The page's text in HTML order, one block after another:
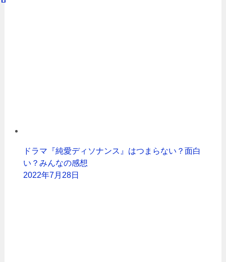
ドラマ『純愛ディソナンス』はつまらない？面白
い？みんなの感想
2022年7月28日